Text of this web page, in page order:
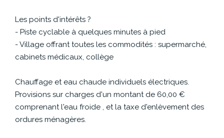
Les points d'intérêts ?
- Piste cyclable à quelques minutes à pied
- Village offrant toutes les commodités : supermarché,
cabinets médicaux, collège
Chauffage et eau chaude individuels électriques.
Provisions sur charges d'un montant de 60,00 €
comprenant l'eau froide , et la taxe d'enlèvement des
ordures ménagères.